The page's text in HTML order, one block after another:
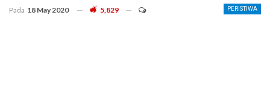
PERISTIWA
Pada 18 May 2020 5,829